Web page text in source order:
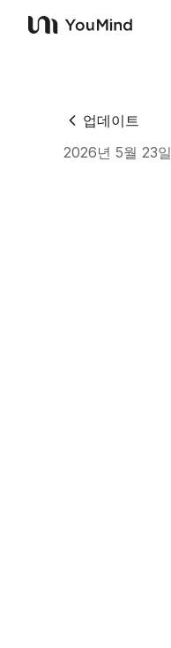
YouMind
업데이트
2026년 5월 23일